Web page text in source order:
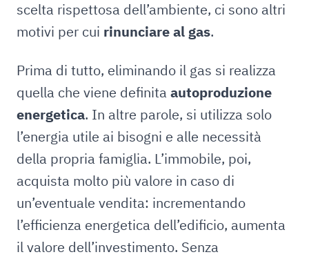
scelta rispettosa dell’ambiente, ci sono altri
motivi per cui rinunciare al gas.
Prima di tutto, eliminando il gas si realizza
quella che viene definita autoproduzione
energetica. In altre parole, si utilizza solo
l’energia utile ai bisogni e alle necessità
della propria famiglia. L’immobile, poi,
acquista molto più valore in caso di
un’eventuale vendita: incrementando
l’efficienza energetica dell’edificio, aumenta
il valore dell’investimento. Senza